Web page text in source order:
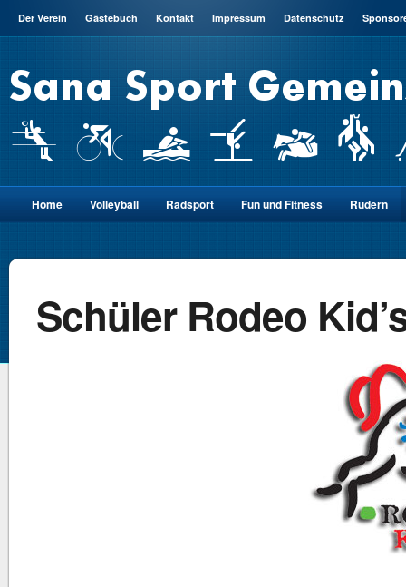
Der Verein Gästebuch Kontakt Impressum Datenschutz
Home Volleyball Radsport Fun und Fitness Rudern
Schüler Rodeo